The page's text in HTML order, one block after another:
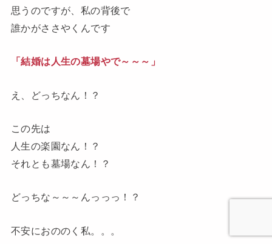
思うのですが、私の背後で
誰かがささやくんです
「結婚は人生の墓場やで～～～」
え、どっちなん ！？
この先は
人生の楽園なん！？
それとも墓場なん！？
どっちな～～～んっっっ ！？
不安におののく私。。。